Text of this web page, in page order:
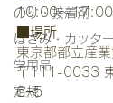
のり・接着剤
はさみ・カッター
学用品
定規
10:00～17:00
■場所
東京都都立産
〒111-0033
6−5